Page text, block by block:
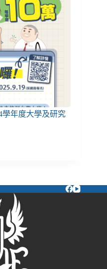
學年度大學及研究